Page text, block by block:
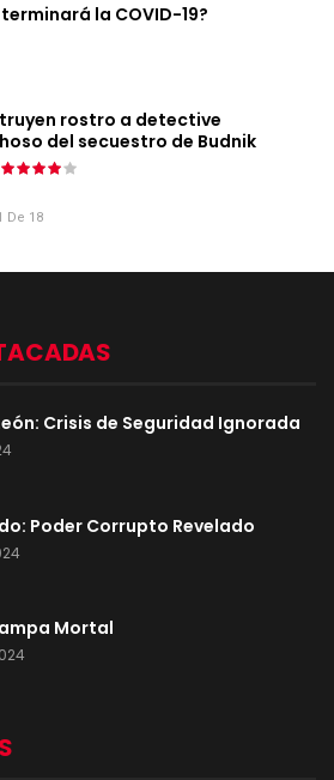
la COVID-19?
rostro a detective
del secuestro de Budnik
De 18
Crisis de Seguridad Ignorada
Poder Corrupto Revelado
Mortal